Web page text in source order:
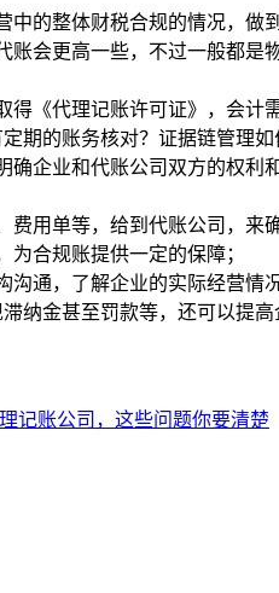
的整体财税合规的情况，
会更高一些，不过一般都是
《代理记账许可证》，会
期的账务核对？证据链管理如
企业和代账公司双方的权利
用单等，给到代账公司，来
合规账提供一定的保障；
通，了解企业的实际经营
纳金甚至罚款等，还可以提高
记账公司，这些问题你要清楚